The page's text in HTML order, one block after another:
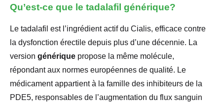
Qu’est-ce que le tadalafil générique?
Le tadalafil est l’ingrédient actif du Cialis, efficace contre
la dysfonction érectile depuis plus d’une décennie. La
version générique propose la même molécule,
répondant aux normes européennes de qualité. Le
médicament appartient à la famille des inhibiteurs de la
PDE5, responsables de l’augmentation du flux sanguin